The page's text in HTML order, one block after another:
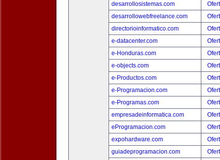
desarrollosistemas.com
desarrollowebfreelance.com
directorioinformatico.com
e-datacenter.com
e-Honduras.com
e-objects.com
e-Productos.com
e-Programacion.com
e-Programas.com
empresadeinformatica.com
eProgramacion.com
expohardware.com
guiadeprogramacion.com